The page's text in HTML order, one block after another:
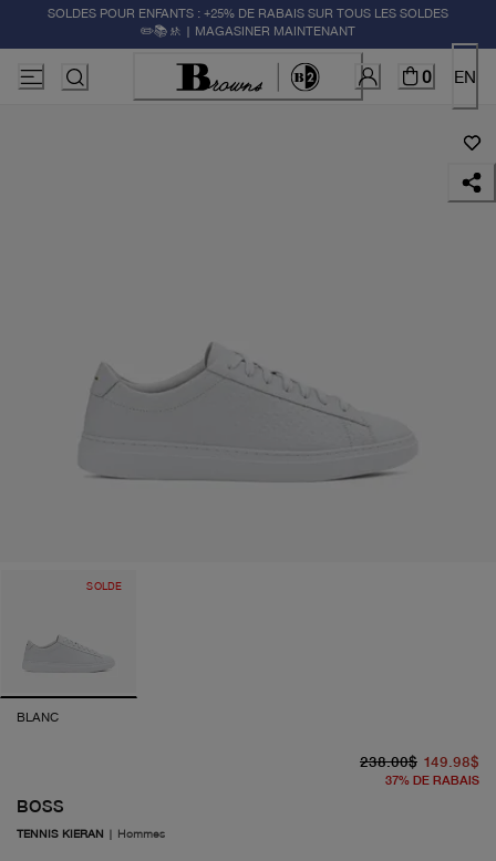
SOLDES POUR ENFANTS : +25% DE RABAIS SUR TOUS LES SOLDES
✏️📚🚸 | MAGASINER MAINTENANT
0 EN
SOLDE
BLANC
BOSS
TENNIS KIERAN | Hommes
238.00$ 149.98$
37% DE RABAIS